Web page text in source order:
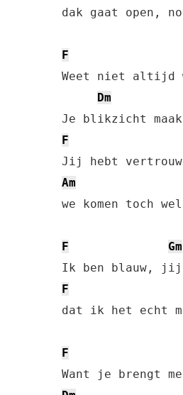
dak gaat open,
F
Weet niet altijd
Dm
F
Am
we komen toch
F Gm
F
dat ik het echt
F